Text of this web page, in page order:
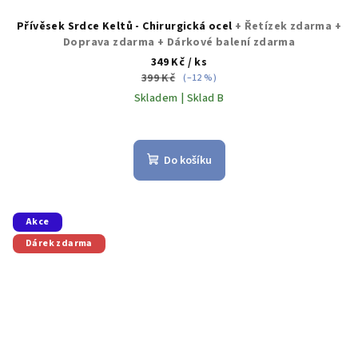
Přívěsek Srdce Keltů - Chirurgická ocel + Řetízek zdarma +
Doprava zdarma + Dárkové balení zdarma
349 Kč / ks
399 Kč (–12 %)
Skladem | Sklad B
Do košíku
Akce
Dárek zdarma